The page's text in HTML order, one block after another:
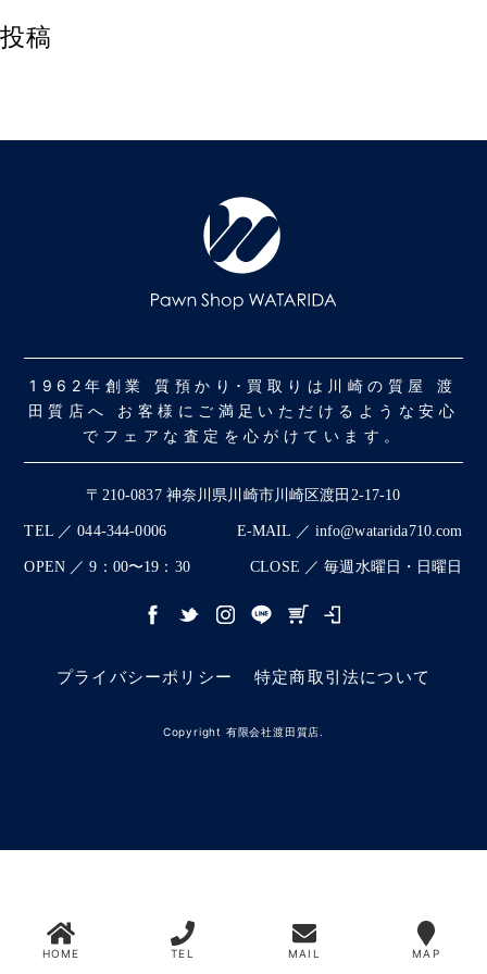
投稿
1962年創業 質預かり･買取りは川崎の質屋 渡
田質店へ お客様にご満足いただけるような安心
でフェアな査定を心がけています。
〒210-0837 神奈川県川崎市川崎区渡田2-17-10
TEL ／ 044-344-0006 E-MAIL ／ info@watarida710.com
OPEN ／ 9：00〜19：30 CLOSE ／ 毎週水曜日・日曜日
プライバシーポリシー 特定商取引法について
Copyright 有限会社渡田質店.
HOME TEL MAIL MAP